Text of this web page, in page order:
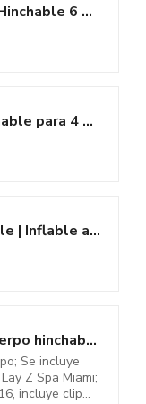
Intex 28442EX SPA Hinchable 6 Personas Greywood Deluxe 1098 litros
Obqer Hot Tub hinchable para 4 personas, 2400 W interior/exterior, piscina...
Arebos SPA Hinchable | Inflable automático | para Interior y Exterior |...
Lay Z Spa Miami - Cuerpo hinchable para adaptarse a la 2016 Lay Z Spa Miami...
Se incluye
Z Spa Miami;
incluye clip...